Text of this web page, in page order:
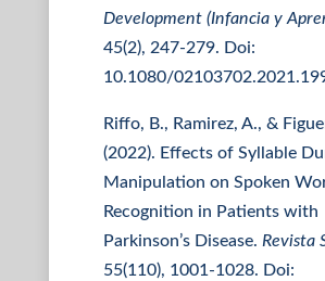
Development (Infancia y
45(2), 247-279. Doi:
10.1080/
Riffo, B., Ramirez, A., &
(2022). Effects of Syllable
Manipulation on Spoken
Recognition in Patients with
Parkinson’s Disease. Revista
55(110), 1001-1028. Doi: